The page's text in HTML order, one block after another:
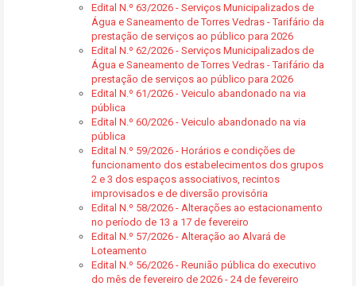
Edital N.º 63/2026 - Serviços Municipalizados de
Água e Saneamento de Torres Vedras - Tarifário da
prestação de serviços ao público para 2026
Edital N.º 62/2026 - Serviços Municipalizados de
Água e Saneamento de Torres Vedras - Tarifário da
prestação de serviços ao público para 2026
Edital N.º 61/2026 - Veiculo abandonado na via
pública
Edital N.º 60/2026 - Veiculo abandonado na via
pública
Edital N.º 59/2026 - Horários e condições de
funcionamento dos estabelecimentos dos grupos
2 e 3 dos espaços associativos, recintos
improvisados e de diversão provisória
Edital N.º 58/2026 - Alterações ao estacionamento
no período de 13 a 17 de fevereiro
Edital N.º 57/2026 - Alteração ao Alvará de
Loteamento
Edital N.º 56/2026 - Reunião pública do executivo
do mês de fevereiro de 2026 - 24 de fevereiro